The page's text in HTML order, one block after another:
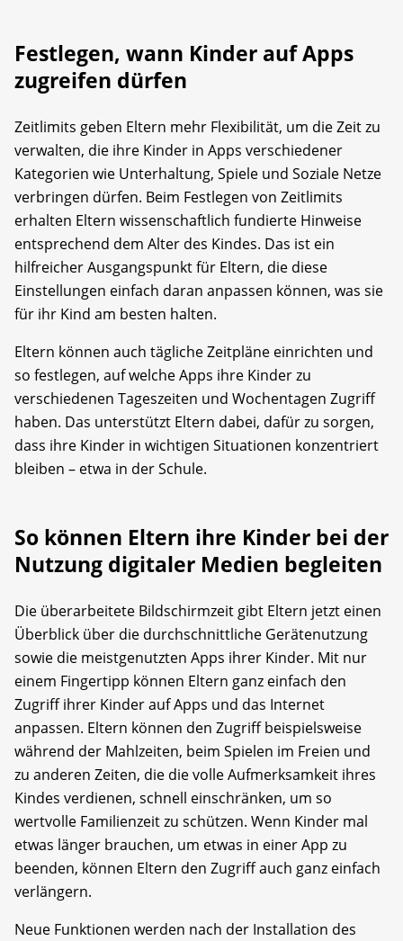
Festlegen, wann Kinder auf Apps
zugreifen dürfen
Zeitlimits geben Eltern mehr Flexibilität, um die Zeit zu
verwalten, die ihre Kinder in Apps verschiedener
Kategorien wie Unterhaltung, Spiele und Soziale Netze
verbringen dürfen. Beim Festlegen von Zeitlimits
erhalten Eltern wissenschaftlich fundierte Hinweise
entsprechend dem Alter des Kindes. Das ist ein
hilfreicher Ausgangspunkt für Eltern, die diese
Einstellungen einfach daran anpassen können, was sie
für ihr Kind am besten halten.
Eltern können auch tägliche Zeitpläne einrichten und
so festlegen, auf welche Apps ihre Kinder zu
verschiedenen Tageszeiten und Wochentagen Zugriff
haben. Das unterstützt Eltern dabei, dafür zu sorgen,
dass ihre Kinder in wichtigen Situationen konzentriert
bleiben – etwa in der Schule.
So können Eltern ihre Kinder bei der
Nutzung digitaler Medien begleiten
Die überarbeitete Bildschirmzeit gibt Eltern jetzt einen
Überblick über die durchschnittliche Gerätenutzung
sowie die meistgenutzten Apps ihrer Kinder. Mit nur
einem Fingertipp können Eltern ganz einfach den
Zugriff ihrer Kinder auf Apps und das Internet
anpassen. Eltern können den Zugriff beispielsweise
während der Mahlzeiten, beim Spielen im Freien und
zu anderen Zeiten, die die volle Aufmerksamkeit ihres
Kindes verdienen, schnell einschränken, um so
wertvolle Familienzeit zu schützen. Wenn Kinder mal
etwas länger brauchen, um etwas in einer App zu
beenden, können Eltern den Zugriff auch ganz einfach
verlängern.
Neue Funktionen werden nach der Installation des